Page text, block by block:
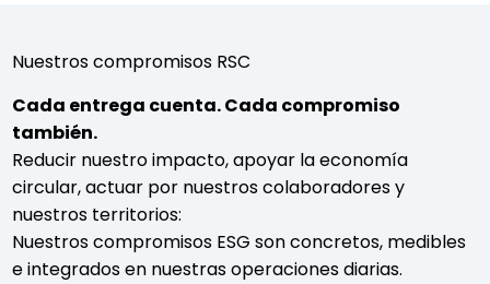
Nuestros compromisos RSC
Cada entrega cuenta. Cada compromiso
también.
Reducir nuestro impacto, apoyar la economía
circular, actuar por nuestros colaboradores y
nuestros territorios:
Nuestros compromisos ESG son concretos, medibles
e integrados en nuestras operaciones diarias.